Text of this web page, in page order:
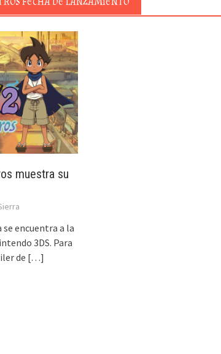
muestra su
se encuentra a la
3DS. Para
de […]